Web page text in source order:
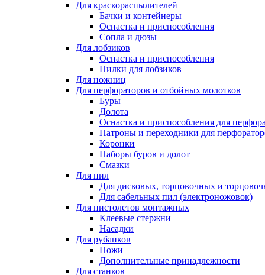
Для краскораспылителей
Бачки и контейнеры
Оснастка и приспособления
Сопла и дюзы
Для лобзиков
Оснастка и приспособления
Пилки для лобзиков
Для ножниц
Для перфораторов и отбойных молотков
Буры
Долота
Оснастка и приспособления для
Патроны и переходники для
Коронки
Наборы буров и долот
Смазки
Для пил
Для дисковых, торцовочных и
Для сабельных пил (электроножовок)
Для пистолетов монтажных
Клеевые стержни
Насадки
Для рубанков
Ножи
Дополнительные принадлежности
Для станков